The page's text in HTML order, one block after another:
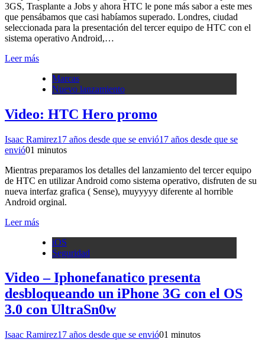
3GS, Trasplante a Jobs y ahora HTC le pone más sabor a este mes
que pensábamos que casi habíamos superado. Londres, ciudad
seleccionada para la presentación del tercer equipo de HTC con el
sistema operativo Android,…
Leer más
Marcas
Nuevo lanzamiento
Video: HTC Hero promo
Isaac Ramirez17 años desde que se envió17 años desde que se
envió01 minutos
Mientras preparamos los detalles del lanzamiento del tercer equipo
de HTC en utilizar Android como sistema operativo, disfruten de su
nueva interfaz grafica ( Sense), muyyyyy diferente al horrible
Android orginal.
Leer más
iOS
Seguridad
Video – Iphonefanatico presenta
desbloqueando un iPhone 3G con el OS
3.0 con UltraSn0w
Isaac Ramirez17 años desde que se envió01 minutos